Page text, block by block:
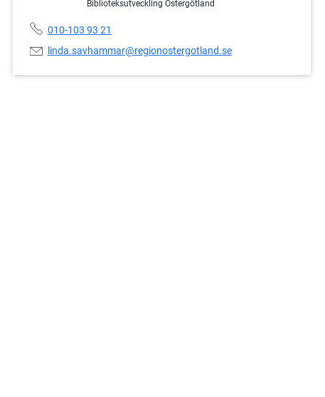
Biblioteksutveckling Östergötland
Telefonnummer:
010-103 93 21
E-
linda.savhammar@regionostergotland.se